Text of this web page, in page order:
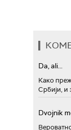
Da, ali...
Како
Србији, и
Dvojnik